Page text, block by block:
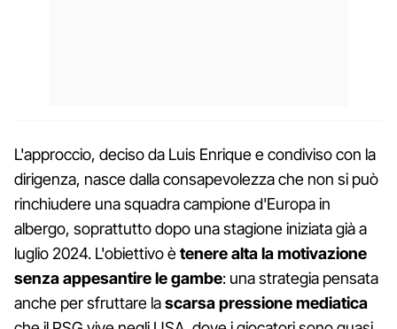
L'approccio, deciso da Luis Enrique e condiviso con la
dirigenza, nasce dalla consapevolezza che non si può
rinchiudere una squadra campione d'Europa in
albergo, soprattutto dopo una stagione iniziata già a
luglio 2024. L'obiettivo ètenere alta la motivazione
senza appesantire le gambe: una strategia pensata
anche per sfruttare lascarsa pressione mediatica